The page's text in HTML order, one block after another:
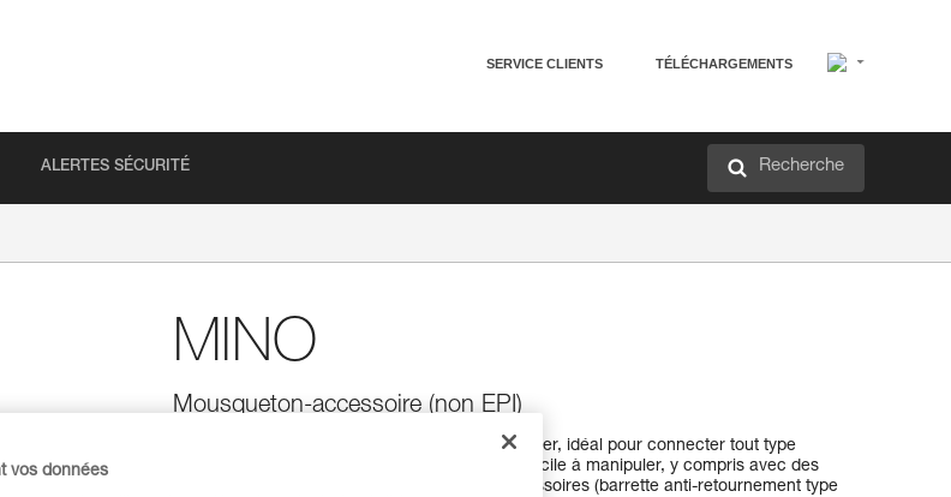
SERVICE CLIENTS TÉLÉCHARGEMENTS
ALERTES SÉCURITÉ Recherche
MINO
Mousqueton-accessoire (non EPI)
MINO est un mousqueton-accessoire petit et léger, idéal pour connecter tout type
d'accessoires au harnais. Ergonomique, il est facile à manipuler, y compris avec des
gants. MINO est vendu seul ou avec deux accessoires (barrette anti-retournement type
vos données